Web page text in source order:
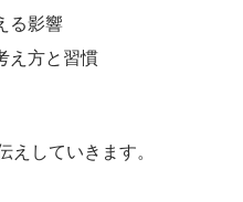
る影響
え方と習慣
えしていきます。